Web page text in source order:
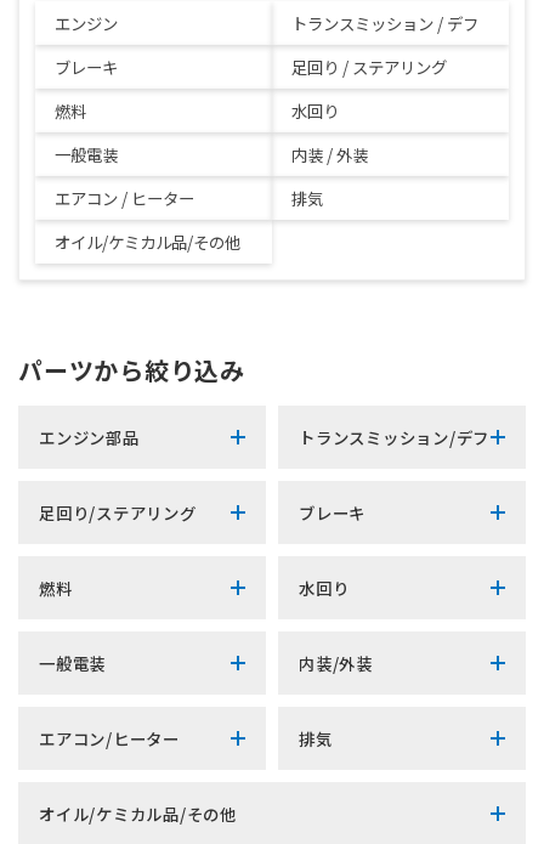
エンジン
トランスミッション / デフ
ブレーキ
足回り / ステアリング
燃料
水回り
一般電装
内装 / 外装
エアコン / ヒーター
排気
オイル/ケミカル品/その他
パーツから絞り込み
エンジン部品 トランスミッション/デフ
足回り/ステアリング ブレーキ
燃料 水回り
一般電装 内装/外装
エアコン/ヒーター 排気
オイル/ケミカル品/その他